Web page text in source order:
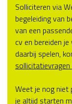
Solliciteren via
begeleiding van
van een
cv en bereiden
daarbij spelen,
Weet je nog niet
je altijd starten